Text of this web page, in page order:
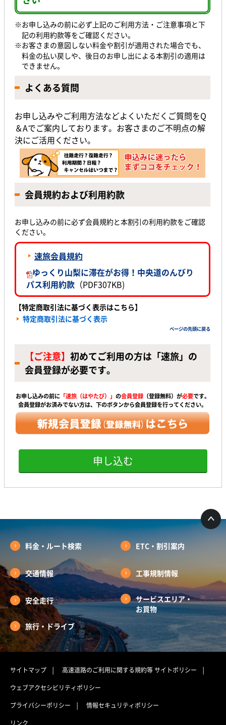
※お申し込みの前に必ず上記のご利用方法・ご注意事項と下
記の利用約款等をご確認ください。
※お客さまの意図しない料金や割引が適用された場合でも、
料金の払い戻しや、後日のお申し出による本割引の適用は
できません。
よくある質問
お申し込みやご利用方法などよくいただくご質問をQ
＆Aでご案内しております。お客さまのご不明点の解
決にご活用ください。
会員規約および利用約款
お申し込みの前に必ず会員規約と本割引の利用約款をご確認
ください。
速旅会員規約
ゆっくり山梨に滞在がお得！中央道のんびり
パス利用約款 （PDF307KB)
【特定商取引法に基づく表示はこちら】
特定商取引法に基づく表示
ページの先頭に戻る
【ご注意】 初めてご利用の方は「速旅」の
会員登録が必要です。
お申し込みの前に「速旅（はやたび）」 の会員登録（登録無料）が必要です。
会員登録がお済みでない方は、下のボタンから会員登録を行ってください。
申し込む
料金・ルート検索 ETC・割引案内
交通情報 工事規制情報
安全走行
サービスエリア・
お買物
旅行・ドライブ
サイトマップ 高速道路のご利用に関する規約等サイトポリシー
ウェブアクセシビリティポリシー
プライバシーポリシー
情報セキュリティポリシー
リンク